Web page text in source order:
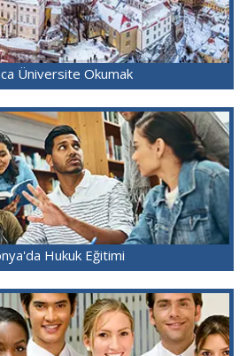
Üniversite Okumak
Hukuk Eğitimi